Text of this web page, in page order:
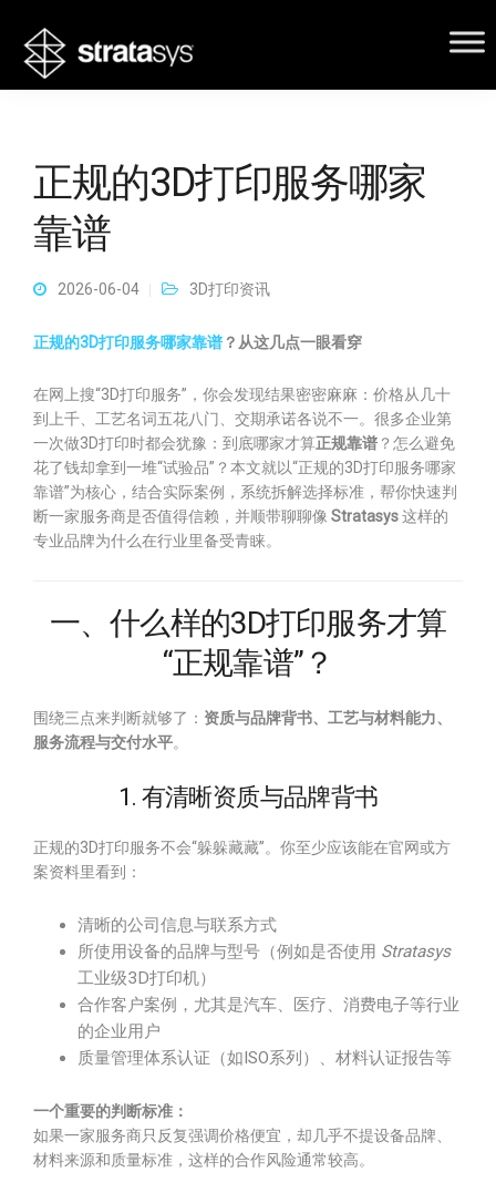
正规的3D打印服务哪家
靠谱
2026-06-04 3D打印资讯
正规的3D打印服务哪家靠谱 ？从这几点一眼看穿
在网上搜“3D打印服务”，你会发现结果密密麻麻：价格从几十
到上千、工艺名词五花八门、交期承诺各说不一。很多企业第
一次做3D打印时都会犹豫：到底哪家才算正规靠谱 ？怎么避免
花了钱却拿到一堆“试验品”？本文就以“正规的3D打印服务哪家
靠谱”为核心，结合实际案例，系统拆解选择标准，帮你快速判
断一家服务商是否值得信赖，并顺带聊聊像 Stratasys这样的
专业品牌为什么在行业里备受青睐。
一、什么样的3D打印服务才算
“正规靠谱”？
围绕三点来判断就够了： 资质与品牌背书、工艺与材料能力、
服务流程与交付水平。
1. 有清晰资质与品牌背书
正规的3D打印服务不会“躲躲藏藏”。你至少应该能在官网或方
案资料里看到：
清晰的公司信息与联系方式
所使用设备的品牌与型号（例如是否使用 Stratasys
工业级3D打印机）
合作客户案例，尤其是汽车、医疗、消费电子等行业
的企业用户
质量管理体系认证（如ISO系列）、材料认证报告等
一个重要的判断标准：
如果一家服务商只反复强调价格便宜，却几乎不提设备品牌、
材料来源和质量标准，这样的合作风险通常较高。